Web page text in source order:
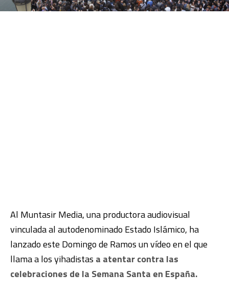
Al Muntasir Media, una productora audiovisual
vinculada al autodenominado Estado Islámico, ha
lanzado este Domingo de Ramos un vídeo en el que
llama a los yihadistas a atentar contra las
celebraciones de la Semana Santa en España.